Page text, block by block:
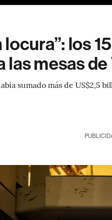
locura”: los
las mesas
sumado más de US$2,5